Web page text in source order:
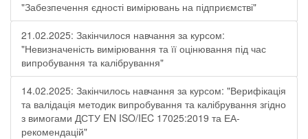
"Забезпечення єдності вимірювань на підприємстві"
21.02.2025: Закінчилося навчання за курсом:
"Невизначеність вимірювання та її оцінювання під час
випробування та калібрування"
14.02.2025: Закінчилось навчання за курсом: "Верифікація
та валідація методик випробування та калібрування згідно
з вимогами ДСТУ EN ISO/IEC 17025:2019 та ЕА-
рекомендацій"